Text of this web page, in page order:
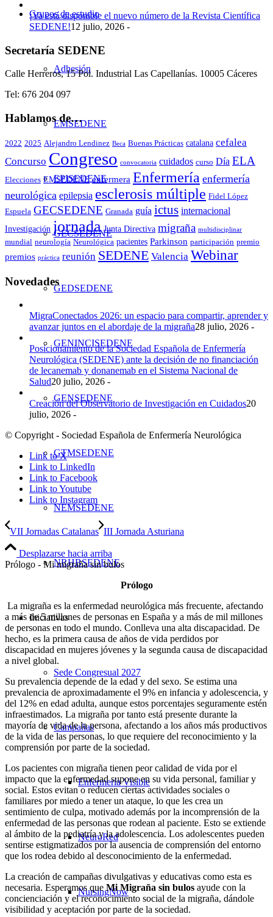
Grupos de estudio
Adhesión
EMSEDENE
EPISEDENE
GECSEDENE
GEDSEDENE
GENINCISEDENE
GENSEDENE
GTMSEDENE
NEMSEDENE
NRHBSEDENE
Iniciativas
Sede Congresual 2027
Campañas
Enfermería Visible
NeuroRed
NursingNow
¡Ya está disponible el nuevo número de la Revista Científica
SEDENE!12 julio, 2026 -
Secretaría SEDENE
Calle Herreros, 15 Pol. Industrial Las Capellanías. 10005 Cáceres
Tel: 676 204 097
Hablamos de…
2022 2025 Alejandro Lendinez Beca Buenas Prácticas catalana cefalea
Concurso Congreso convocatoria cuidados curso Día ELA
Elecciones EMSEDENE enfermera Enfermería enfermería
neurológica epilepsia esclerosis múltiple Fidel López
Espuela GECSEDENE Granada guía ictus internacional
Investigación jornada Junta Directiva migraña multidisciplinar
mundial neurología Neurológica pacientes Parkinson participación premio
premios práctica reunión SEDENE Valencia Webinar
Novedades
MigraConectados 2026: un espacio para compartir, aprender y
avanzar juntos en el abordaje de la migraña28 julio, 2026 -
Posicionamiento de la Sociedad Española de Enfermería
Neurológica (SEDENE) ante la decisión de no financiación
de lecanemab y donanemab en el Sistema Nacional de
Salud20 julio, 2026 -
Creación del Observatorio de Investigación en Cuidados20
julio, 2026 -
© Copyright - Sociedad Española de Enfermería Neurológica
Link to X
Link to LinkedIn
Link to Facebook
Link to Youtube
Link to Instagram
VII Jornadas Catalanas III Jornada Asturiana
Desplazarse hacia arriba
Prólogo - Mi migraña sin bulos
Prólogo
La migraña es la enfermedad neurológica más frecuente, afectando
a más de 5 millones de personas en España y a más de mil millones
de personas en todo el mundo. Conlleva una alta discapacidad. De
hecho, es la primera causa de años de vida perdidos por
discapacidad en mujeres jóvenes y la segunda causa de discapacidad
a nivel global.
Su prevalencia depende de la edad y del sexo. Se estima una
prevalencia de aproximadamente el 9% en infancia y adolescencia, y
del 12% en edad adulta, aunque estos porcentajes seguramente estén
infraestimados. La migraña por tanto está presente durante la
mayoría de vida de la persona, afectando a los años más productivos
de la vida de las personas, lo que requiere del reconocimiento y la
comprensión por parte de la sociedad.
Los pacientes con migraña tienen peor calidad de vida por el
impacto que la enfermedad supone en su vida personal, familiar y
social. Estos evitan o reducen ciertas actividades sociales o
familiares por miedo a tener un ataque, lo que les crea un
sentimiento de culpa, motivado además por la incomprensión de la
enfermedad de las personas que rodean al paciente. Esto se extiende
al ámbito de la pediatría y la adolescencia. Los adolescentes pueden
sentirse estigmatizados por la ausencia de comprensión del entorno
que los rodea debido al desconocimiento de la enfermedad.
La creación de campañas divulgativas y educativas como esta es
necesaria. Esperamos que Mi Migraña sin bulos ayude con la
concienciación y el reconocimiento social de la migraña, dándole
visibilidad y aceptación por parte de la sociedad.